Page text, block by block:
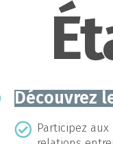
Découvrez
Participez